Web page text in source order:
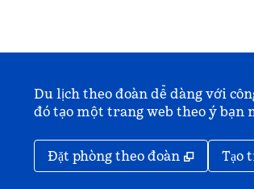
Du lịch theo đoàn dễ dàng với
đó tạo một trang web theo ý bạn
Đặt phòng theo đoàn , Mở thẻ
Tạo